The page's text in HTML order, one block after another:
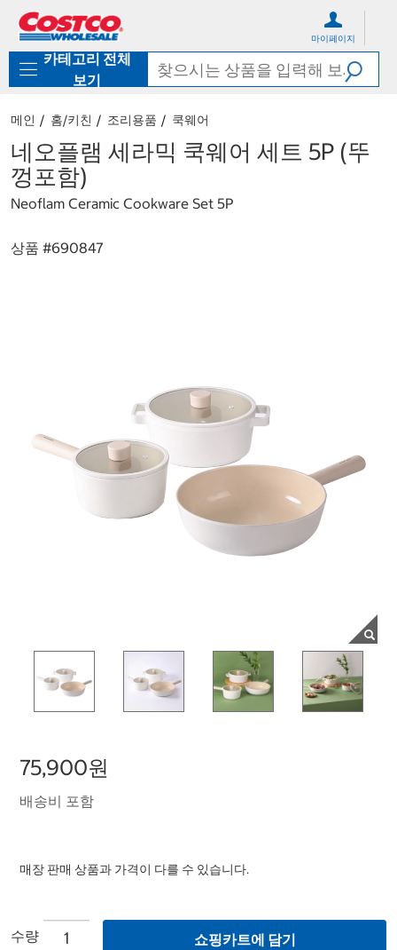
로
기
가
마이페이지
카테고리 전체
보기
메인 홈/키친 조리용품 쿡웨어
네오플램 세라믹 쿡웨어 세트 5P (뚜
껑포함)
Neoflam Ceramic Cookware Set 5P
상품 #690847
75,900원
배송비 포함
매장 판매 상품과 가격이 다를 수 있습니다.
수량 쇼핑카트에 담기